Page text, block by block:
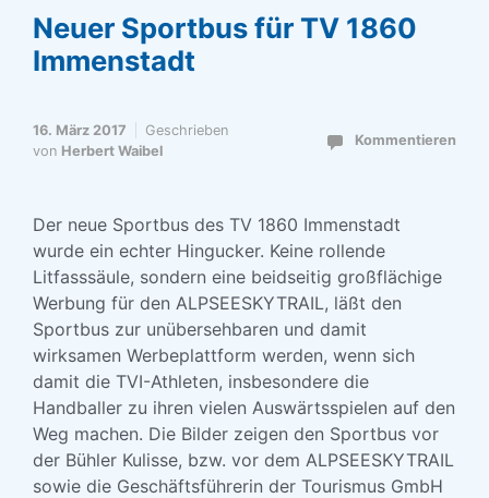
Neuer Sportbus für TV 1860
Immenstadt
16. März 2017
Geschrieben
von Herbert Waibel
Kommentieren
Der neue Sportbus des TV 1860 Immenstadt
wurde ein echter Hingucker. Keine rollende
Litfasssäule, sondern eine beidseitig großflächige
Werbung für den ALPSEESKYTRAIL, läßt den
Sportbus zur unübersehbaren und damit
wirksamen Werbeplattform werden, wenn sich
damit die TVI-Athleten, insbesondere die
Handballer zu ihren vielen Auswärtsspielen auf den
Weg machen. Die Bilder zeigen den Sportbus vor
der Bühler Kulisse, bzw. vor dem ALPSEESKYTRAIL
sowie die Geschäftsführerin der Tourismus GmbH